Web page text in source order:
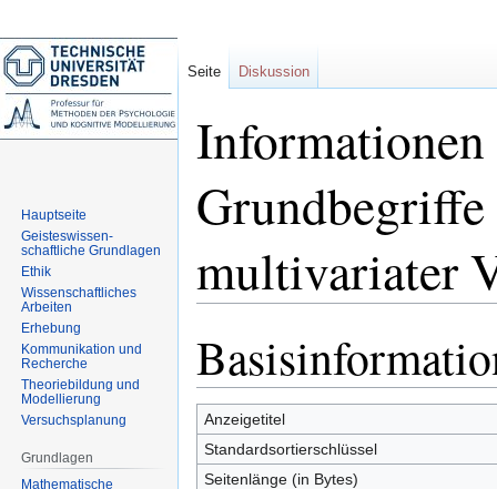
Informationen
multivariater
Navigation
springen
Suche
springen
Anzeigetitel
Standardsortierschlüssel
Seitenlänge (in Bytes)
Seite Diskussion
Hauptseite
Geisteswissen-
schaftliche Grundlagen
Ethik
Wissenschaftliches
Arbeiten
Erhebung
Kommunikation und
Recherche
Theoriebildung und
Modellierung
Versuchsplanung
Grundlagen
Mathematische